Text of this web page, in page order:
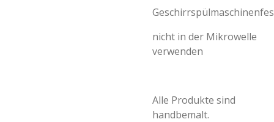
nicht in der Mikrowelle
verwenden
Alle Produkte sind
handbemalt.